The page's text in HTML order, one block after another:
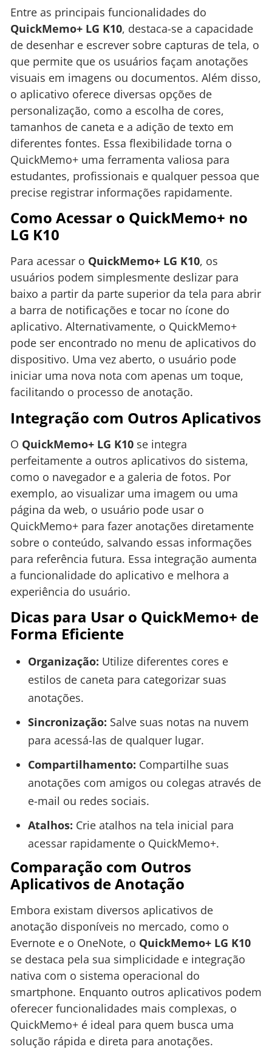
Entre as principais funcionalidades do
QuickMemo+ LG K10, destaca-se a capacidade
de desenhar e escrever sobre capturas de tela, o
que permite que os usuários façam anotações
visuais em imagens ou documentos. Além disso,
o aplicativo oferece diversas opções de
personalização, como a escolha de cores,
tamanhos de caneta e a adição de texto em
diferentes fontes. Essa flexibilidade torna o
QuickMemo+ uma ferramenta valiosa para
estudantes, profissionais e qualquer pessoa que
precise registrar informações rapidamente.
Como Acessar o QuickMemo+ no
LG K10
Para acessar o QuickMemo+ LG K10, os
usuários podem simplesmente deslizar para
baixo a partir da parte superior da tela para abrir
a barra de notificações e tocar no ícone do
aplicativo. Alternativamente, o QuickMemo+
pode ser encontrado no menu de aplicativos do
dispositivo. Uma vez aberto, o usuário pode
iniciar uma nova nota com apenas um toque,
facilitando o processo de anotação.
Integração com Outros Aplicativos
O QuickMemo+ LG K10 se integra
perfeitamente a outros aplicativos do sistema,
como o navegador e a galeria de fotos. Por
exemplo, ao visualizar uma imagem ou uma
página da web, o usuário pode usar o
QuickMemo+ para fazer anotações diretamente
sobre o conteúdo, salvando essas informações
para referência futura. Essa integração aumenta
a funcionalidade do aplicativo e melhora a
experiência do usuário.
Dicas para Usar o QuickMemo+ de
Forma Eficiente
Organização: Utilize diferentes cores e
estilos de caneta para categorizar suas
anotações.
Sincronização: Salve suas notas na nuvem
para acessá-las de qualquer lugar.
Compartilhamento: Compartilhe suas
anotações com amigos ou colegas através de
e-mail ou redes sociais.
Atalhos: Crie atalhos na tela inicial para
acessar rapidamente o QuickMemo+.
Comparação com Outros
Aplicativos de Anotação
Embora existam diversos aplicativos de
anotação disponíveis no mercado, como o
Evernote e o OneNote, o QuickMemo+ LG K10
se destaca pela sua simplicidade e integração
nativa com o sistema operacional do
smartphone. Enquanto outros aplicativos podem
oferecer funcionalidades mais complexas, o
QuickMemo+ é ideal para quem busca uma
solução rápida e direta para anotações.